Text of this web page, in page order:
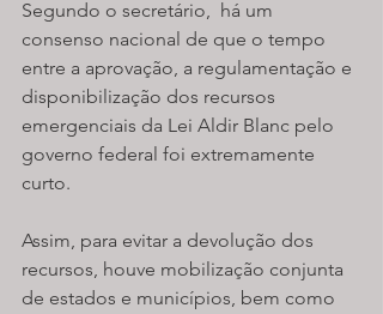
Segundo o secretário,  há um
consenso nacional de que o tempo
entre a aprovação, a regulamentação e
disponibilização dos recursos
emergenciais da Lei Aldir Blanc pelo
governo federal foi extremamente
curto.
Assim, para evitar a devolução dos
recursos, houve mobilização conjunta
de estados e municípios, bem como